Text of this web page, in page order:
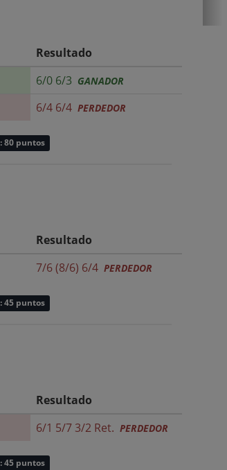
Resultado
6/0 6/3 GANADOR
6/4 6/4 PERDEDOR
80 puntos
Resultado
7/6 (8/6) 6/4 PERDEDOR
45 puntos
Resultado
6/1 5/7 3/2 Ret. PERDEDOR
45 puntos